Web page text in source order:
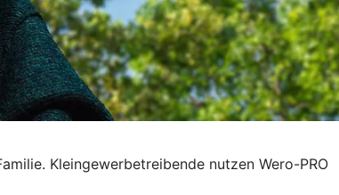
Kleingewerbetreibende nutzen Wero-PRO